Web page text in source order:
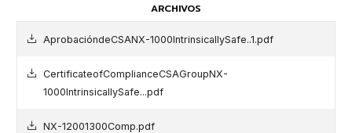
ARCHIVOS
AprobacióndeCSANX-1000IntrinsicallySafe..1.pdf
CertificateofComplianceCSAGroupNX-
1000IntrinsicallySafe...pdf
NX-12001300Comp.pdf